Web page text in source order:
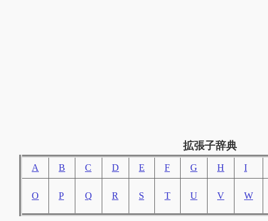
拡張子辞典
A B C D E F G H I
O P Q R S T U V W